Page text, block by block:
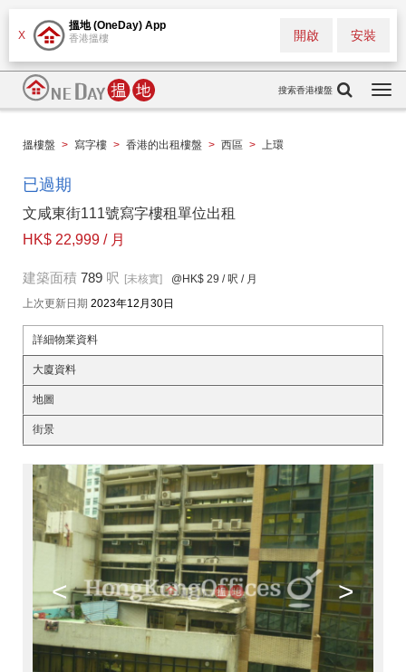
X
搵地 (OneDay) App
香港搵樓 安裝
開啟
搜索香港樓盤
搵樓盤 > 寫字樓 > 香港的出租樓盤 > 西區 > 上環
已過期
文咸東街111號寫字樓租單位出租
HK$ 22,999 / 月
建築面積 789 呎 [未核實] @HK$ 29 / 呎 / 月
上次更新日期 2023年12月30日
詳細物業資料
大廈資料
地圖
街景
< >